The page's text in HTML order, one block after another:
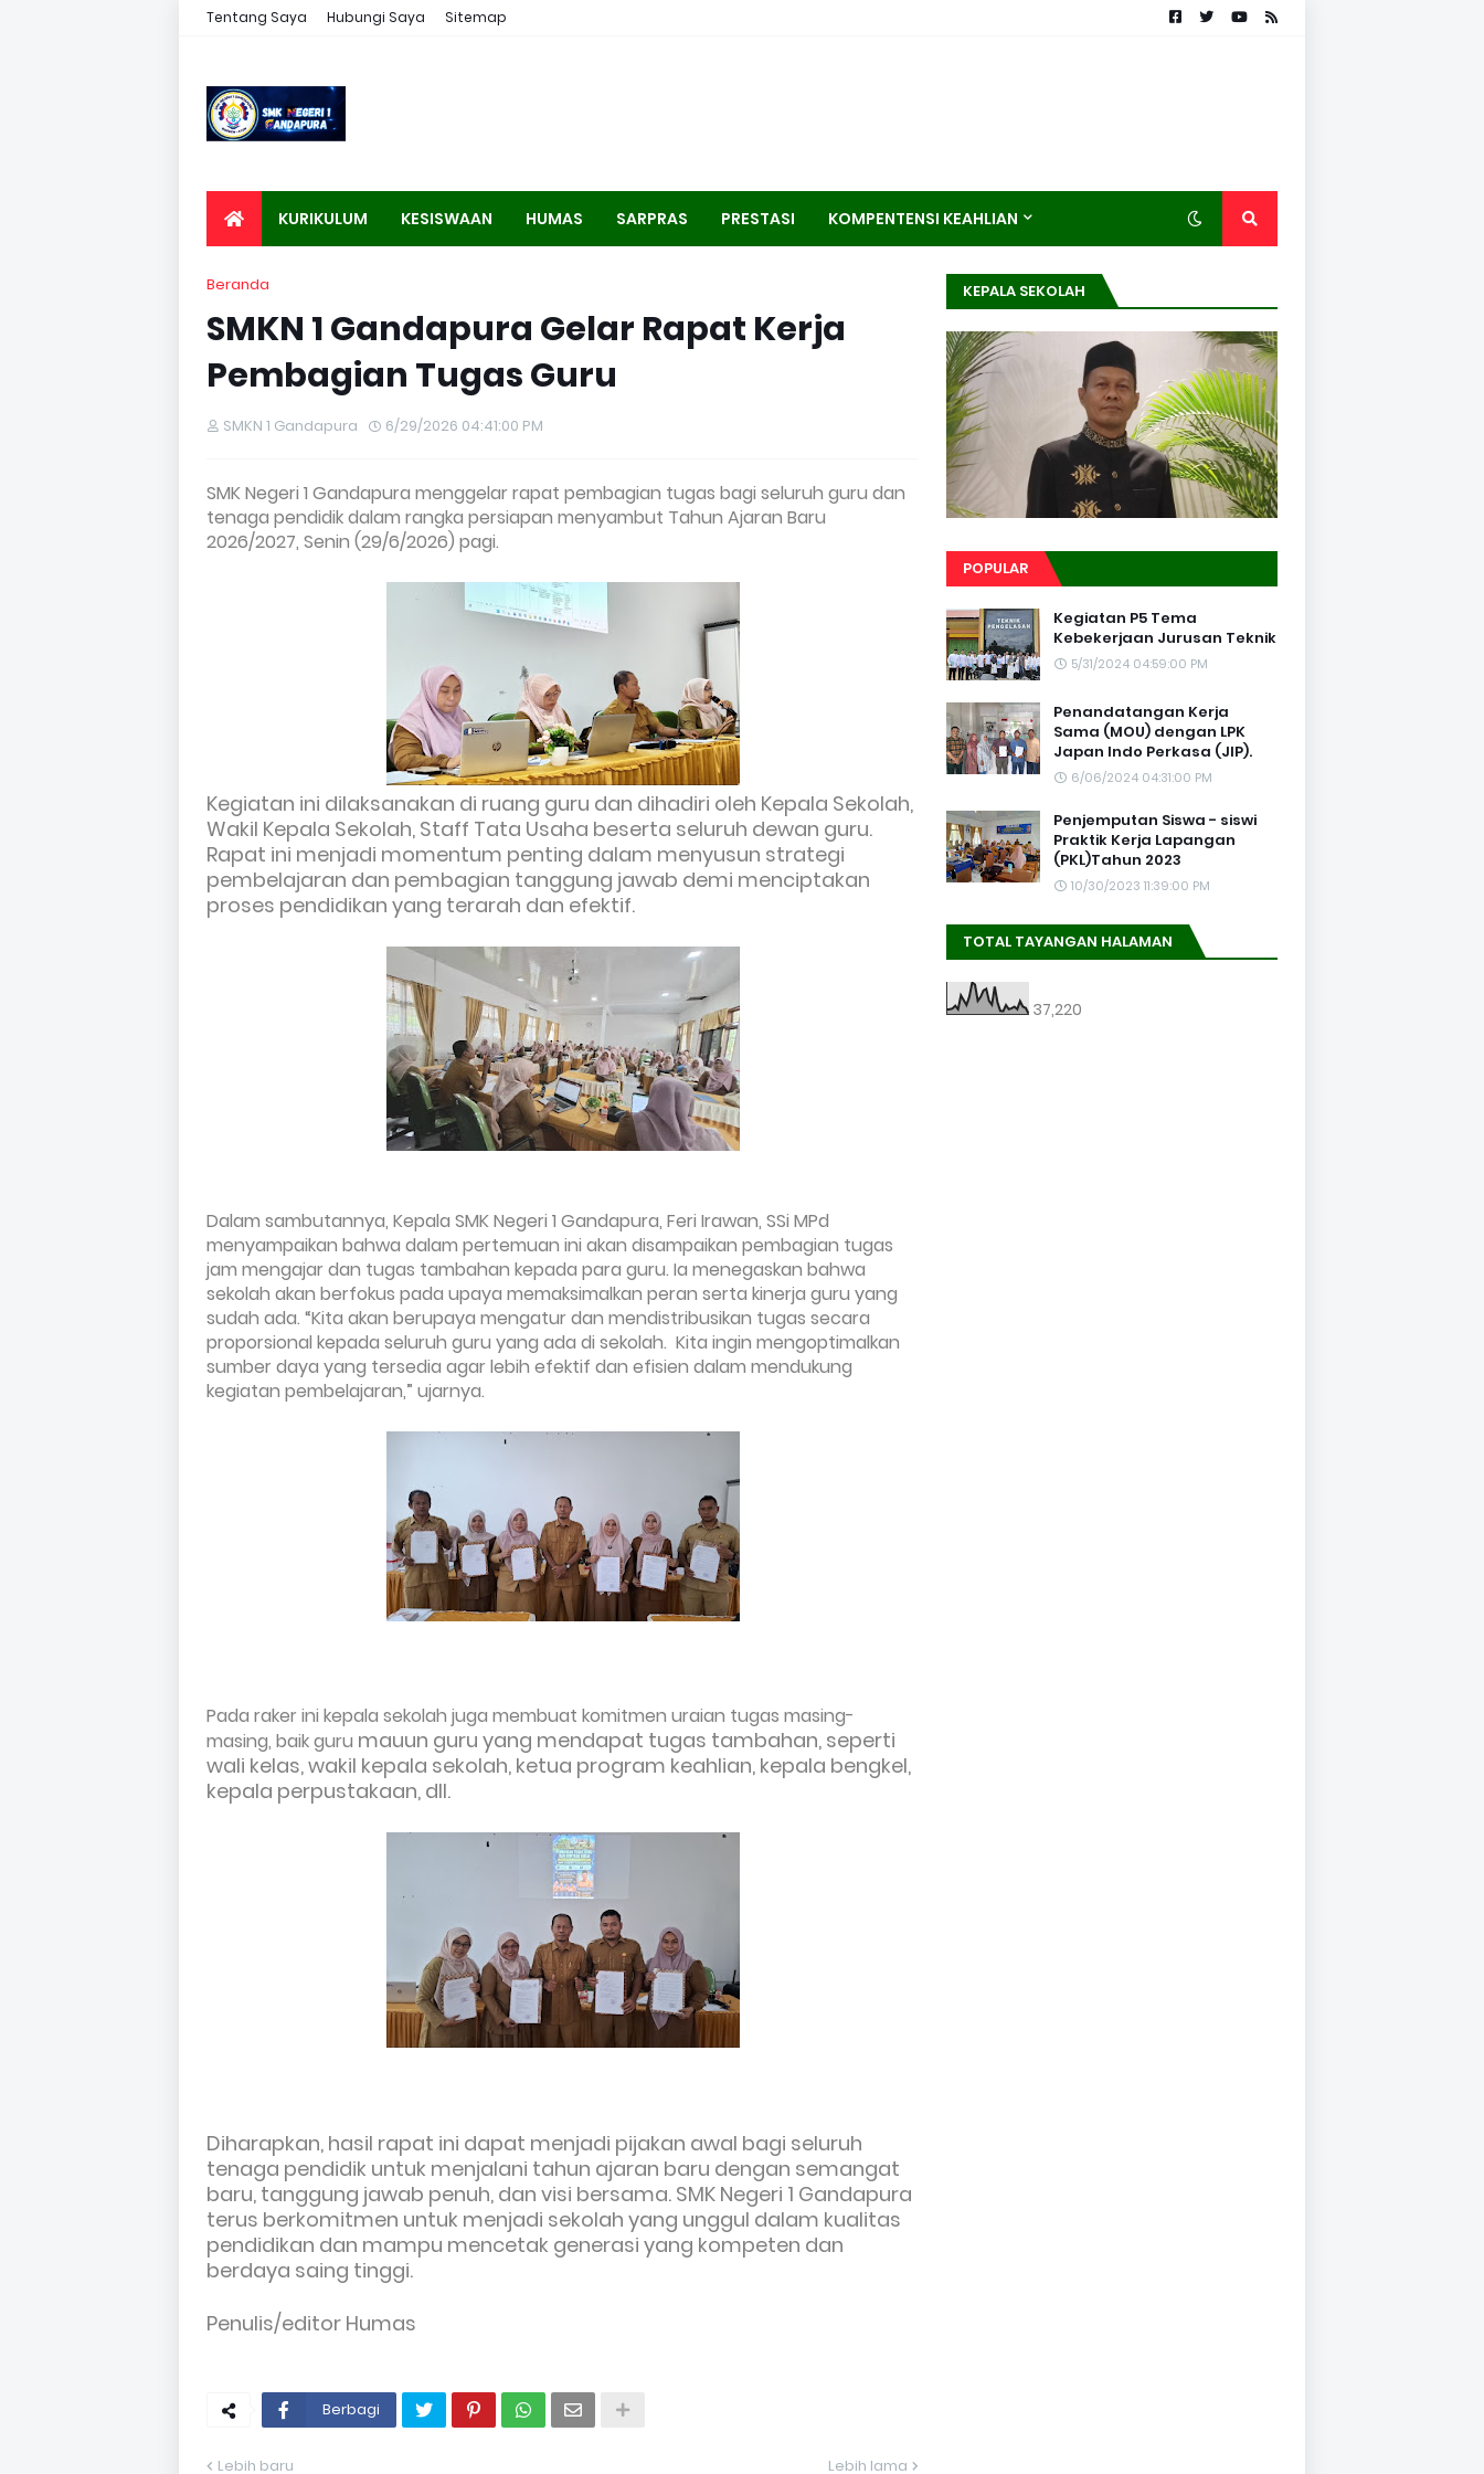
Tentang Saya Hubungi Saya Sitemap
KURIKULUM KESISWAAN HUMAS SARPRAS PRESTASI KOMPENTENSI KEAHLIAN
Beranda
SMKN 1 Gandapura Gelar Rapat Kerja
Pembagian Tugas Guru
SMKN 1 Gandapura 6/29/2026 04:41:00 PM
SMK Negeri 1 Gandapura menggelar rapat pembagian tugas bagi seluruh guru dan
tenaga pendidik dalam rangka persiapan menyambut Tahun Ajaran Baru
2026/2027, Senin (29/6/2026) pagi.
Kegiatan ini dilaksanakan di ruang guru dan dihadiri oleh Kepala Sekolah,
Wakil Kepala Sekolah, Staff Tata Usaha beserta seluruh dewan guru.
Rapat ini menjadi momentum penting dalam menyusun strategi
pembelajaran dan pembagian tanggung jawab demi menciptakan
proses pendidikan yang terarah dan efektif.
Dalam sambutannya, Kepala SMK Negeri 1 Gandapura, Feri Irawan, SSi MPd
menyampaikan bahwa dalam pertemuan ini akan disampaikan pembagian tugas
jam mengajar dan tugas tambahan kepada para guru. Ia menegaskan bahwa
sekolah akan berfokus pada upaya memaksimalkan peran serta kinerja guru yang
sudah ada. “Kita akan berupaya mengatur dan mendistribusikan tugas secara
proporsional kepada seluruh guru yang ada di sekolah. Kita ingin mengoptimalkan
sumber daya yang tersedia agar lebih efektif dan efisien dalam mendukung
kegiatan pembelajaran,” ujarnya.
Pada raker ini kepala sekolah juga membuat komitmen uraian tugas masing-
masing, baik guru mauun guru yang mendapat tugas tambahan, seperti
wali kelas, wakil kepala sekolah, ketua program keahlian, kepala bengkel,
kepala perpustakaan, dll.
Diharapkan, hasil rapat ini dapat menjadi pijakan awal bagi seluruh
tenaga pendidik untuk menjalani tahun ajaran baru dengan semangat
baru, tanggung jawab penuh, dan visi bersama. SMK Negeri 1 Gandapura
terus berkomitmen untuk menjadi sekolah yang unggul dalam kualitas
pendidikan dan mampu mencetak generasi yang kompeten dan
berdaya saing tinggi.
Penulis/editor Humas
Berbagi
Lebih baru Lebih lama
KEPALA SEKOLAH
POPULAR
Kegiatan P5 Tema
Kebekerjaan Jurusan Teknik
5/31/2024 04:59:00 PM
Penandatangan Kerja
Sama (MOU) dengan LPK
Japan Indo Perkasa (JIP).
6/06/2024 04:31:00 PM
Penjemputan Siswa - siswi
Praktik Kerja Lapangan
(PKL)Tahun 2023
10/30/2023 11:39:00 PM
TOTAL TAYANGAN HALAMAN
37,220